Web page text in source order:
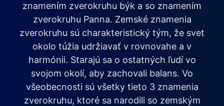
znamením zverokruhu býk a so znamením
zverokruhu Panna. Zemské znamenia
zverokruhu sú charakteristický tým, že svet
okolo túžia udržiavať v rovnovahe a v
harmónii. Starajú sa o ostatných ľudí vo
svojom okolí, aby zachovali balans. Vo
všeobecnosti sú všetky tieto 3 znamenia
zverokruhu, ktoré sa narodili so zemským